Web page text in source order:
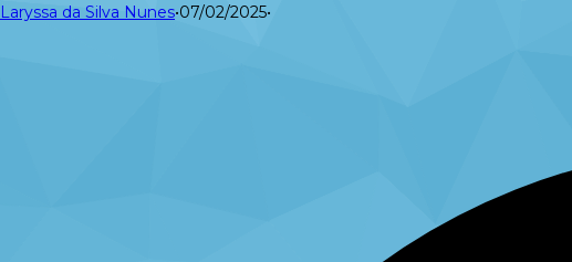
Laryssa da Silva Nunes•07/02/2025•